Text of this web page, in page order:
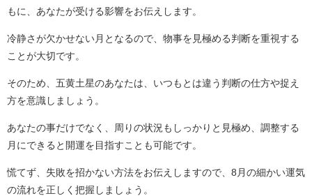
もに、あなたが受ける影響をお伝えします。
冷静さが欠かせない月となるので、物事を見極める判断を重視する
ことが大切です。
そのため、五黄土星のあなたは、いつもとは違う判断の仕方や捉え
方を意識しましょう。
あなたの事だけでなく、周りの状況もしっかりと見極め、調整する
月にできると開運を目指すことも可能です。
慌てず、失敗を招かない方法をお伝えしますので、8月の細かい運気
の流れを正しく把握しましょう。